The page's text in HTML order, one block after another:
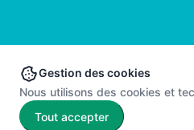
Gestion des cookies
Nous utilisons des cookies et
Tout accepter